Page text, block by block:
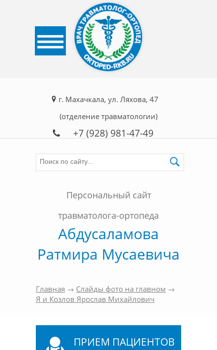
г. Махачкала, ул. Ляхова, 47
(отделение травматологии)
+7 (928) 981-47-49
Персональный сайт
травматолога-ортопеда
Абдусаламова
Ратмира Мусаевича
Главная → Слайды фото на главном →
Я и Козлов Ярослав Михайлович
ПРИЕМ ПАЦИЕНТОВ